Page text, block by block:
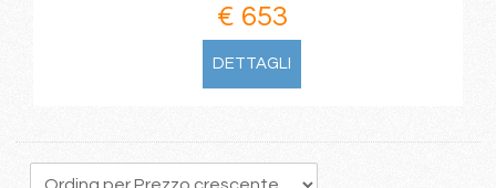
€ 653
DETTAGLI